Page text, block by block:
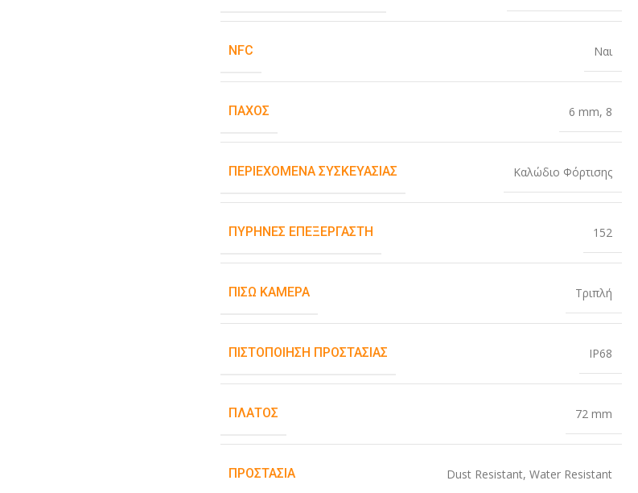
NFC Ναι
ΠΆΧΟΣ 6 mm, 8
ΠΕΡΙΕΧΌΜΕΝΑ ΣΥΣΚΕΥΑΣΊΑΣ Καλώδιο Φόρτισης
ΠΥΡΉΝΕΣ ΕΠΕΞΕΡΓΑΣΤΉ 152
ΠΊΣΩ ΚΆΜΕΡΑ Τριπλή
ΠΙΣΤΟΠΟΊΗΣΗ ΠΡΟΣΤΑΣΊΑΣ IP68
ΠΛΆΤΟΣ 72 mm
ΠΡΟΣΤΑΣΊΑ Dust Resistant, Water Resistant